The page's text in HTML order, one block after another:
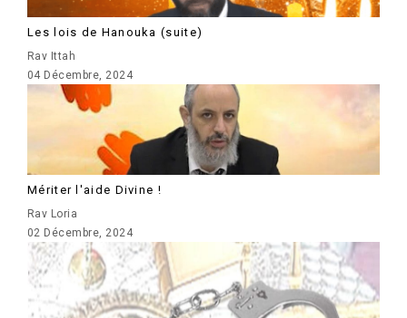
Les lois de Hanouka (suite)
Rav Ittah
04 Décembre, 2024
Mériter l'aide Divine !
Rav Loria
02 Décembre, 2024